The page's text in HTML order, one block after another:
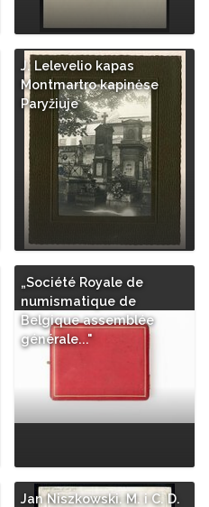
J. Lelevelio kapas
Montmartro kapinėse
Paryžiuje
„Société Royale de
numismatique de
Belgique assemblée
générale..."
Jan Niszkowski. M. i C. D.